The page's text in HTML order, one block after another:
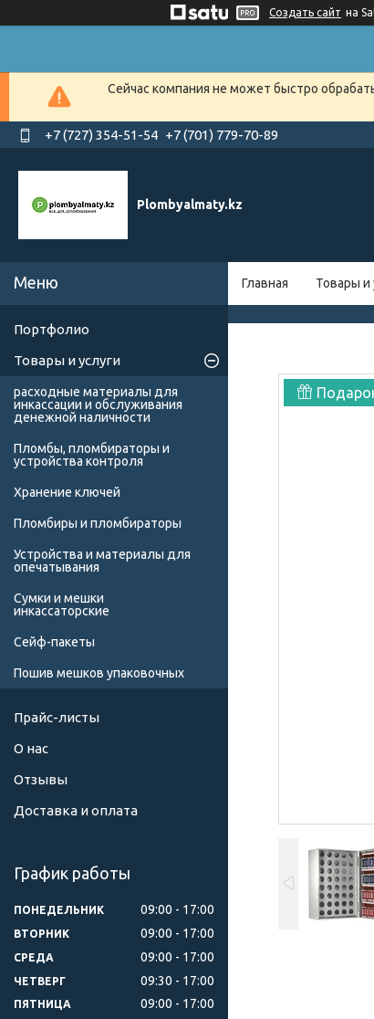
Создать сайт на
Сейчас компания не может быстро
+7 (727) 354-51-54 +7 (701) 779-70-89
Plombyalmaty.kz
Главная Товары и
Портфолио
Товары и услуги
расходные материалы для
инкассации и обслуживания
денежной наличности
Пломбы, пломбираторы и
устройства контроля
Хранение ключей
Пломбиры и пломбираторы
Устройства и материалы для
опечатывания
Сумки и мешки
инкассаторские
Сейф-пакеты
Пошив мешков упаковочных
Прайс-листы
О нас
Отзывы
Доставка и оплата
График работы
ПОНЕДЕЛЬНИК 09:00 17:00
ВТОРНИК 09:00 17:00
СРЕДА 09:00 17:00
ЧЕТВЕРГ 09:30 17:00
ПЯТНИЦА 09:00 17:00